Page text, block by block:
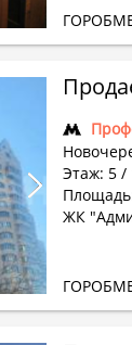
Этаж: 5 /
ЖК